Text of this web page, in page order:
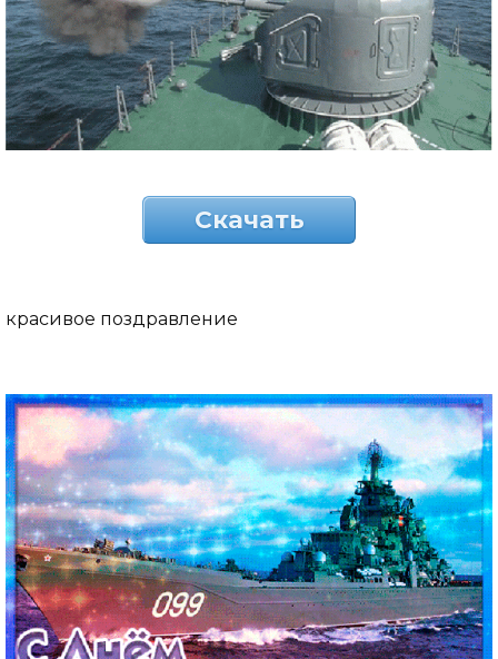
Скачать
красивое поздравление